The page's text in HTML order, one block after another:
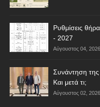
Ρυθμίσεις
- 2027
Αύγουστος 04, 2026
Συνάντηση της
Και μετά τι;
Αύγουστος 02, 2026